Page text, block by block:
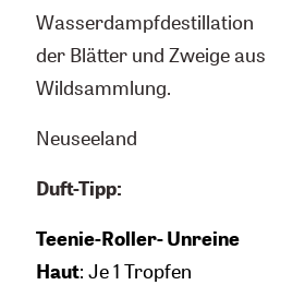
Wasserdampfdestillation
der Blätter und Zweige aus
Wildsammlung.
Neuseeland
Duft-Tipp:
Teenie-Roller- Unreine
Haut: Je 1 Tropfen